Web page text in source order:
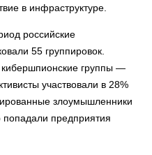
в инфраструктуре.
российские
55 группировок.
группы —
участвовали в 28%
злоумышленники
предприятия